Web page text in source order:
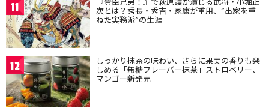
11 次とは？秀長・秀吉・家康が重用、“出家を重
ねた実務派”の生涯
12 しっかり抹茶の味わい、さらに果実の香りも楽
しめる「無糖フレーバー抹茶」ストロベリー、
マンゴー新発売